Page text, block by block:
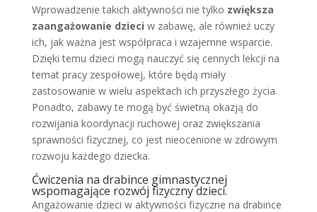
Wprowadzenie takich aktywności nie tylko zwiększa
zaangażowanie dzieci w zabawę, ale również uczy
ich, jak ważna jest współpraca i wzajemne wsparcie.
Dzięki temu dzieci mogą nauczyć się cennych lekcji na
temat pracy zespołowej, które będą miały
zastosowanie w wielu aspektach ich przyszłego życia.
Ponadto, zabawy te mogą być świetną okazją do
rozwijania koordynacji ruchowej oraz zwiększania
sprawności fizycznej, co jest nieocenione w zdrowym
rozwoju każdego dziecka.
Ćwiczenia na drabince gimnastycznej
wspomagające rozwój fizyczny dzieci.
Angażowanie dzieci w aktywności fizyczne na drabince